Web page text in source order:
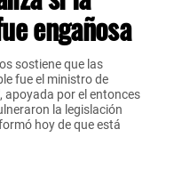
engañosa
sostiene que las
fue el ministro de
apoyada por el entonces
la legislación
hoy de que está